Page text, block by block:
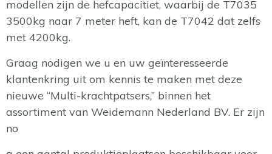
modellen zijn de hefcapacitiet, waarbij de T7035
3500kg naar 7 meter heft, kan de T7042 dat zelfs
met 4200kg.
Graag nodigen we u en uw geïnteresseerde
klantenkring uit om kennis te maken met deze
nieuwe “Multi-krachtpatsers,” binnen het
assortiment van Weidemann Nederland BV. Er zijn
no